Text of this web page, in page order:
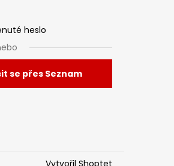
heslo
se přes Seznam
Vytvořil Shoptet